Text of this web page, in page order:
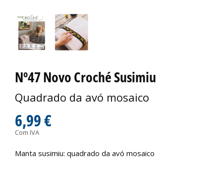
Nº47 Novo Croché Susimiu
Quadrado da avó mosaico
6,99 €
Com IVA
Manta susimiu: quadrado da avó mosaico